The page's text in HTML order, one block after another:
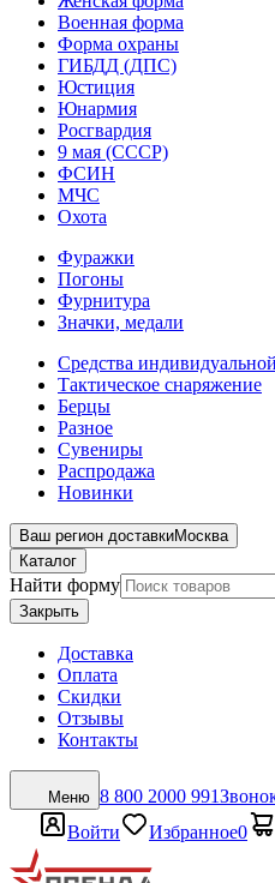
Военная форма
Форма охраны
ГИБДД (ДПС)
Юстиция
Юнармия
Росгвардия
9 мая (СССР)
ФСИН
МЧС
Охота
Фуражки
Погоны
Фурнитура
Значки, медали
Средства
Тактическое снаряжение
Берцы
Разное
Сувениры
Распродажа
Новинки
Ваш регион доставкиМосква
Каталог
Найти форму
Закрыть
Доставка
Оплата
Скидки
Отзывы
Контакты
Меню 8 800 2000 991
Войти
Избранное0